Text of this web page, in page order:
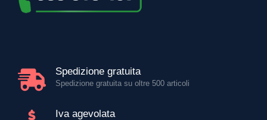
Spedizione gratuita
Spedizione gratuita su oltre 500 articoli
Iva agevolata